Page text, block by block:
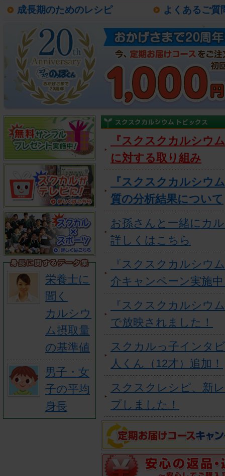
成長期のためのレシピ よくあるご質
栄養士に
聞く
カルシウ
ム摂取量
の基準値
男子・女
子の平均
身長
『スクスクカルシウ
に対する取り組み
『スクスクカルシウ
質の分析結果について
お孫さんと一緒にカ
詳しくはこちら
『スクスクカルシウ
介キャンペーン実施
『スクスクカルシウ
で放映されました！
スクカルっ子インタ
人くん（12才）追加！
スクスクレシピ、新
プしました！